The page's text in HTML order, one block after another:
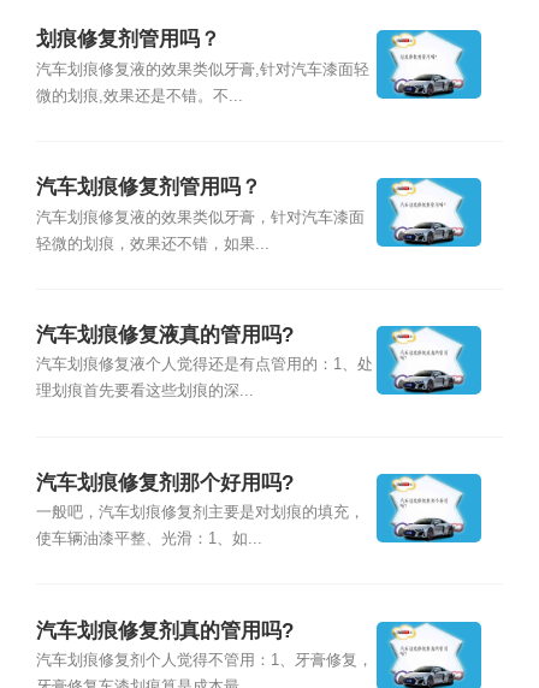
划痕修复剂管用吗？
汽车划痕修复液的效果类似牙膏,针对汽车漆面轻
微的划痕,效果还是不错。不...
汽车划痕修复剂管用吗？
汽车划痕修复液的效果类似牙膏，针对汽车漆面
轻微的划痕，效果还不错，如果...
汽车划痕修复液真的管用吗?
汽车划痕修复液个人觉得还是有点管用的：1、处
理划痕首先要看这些划痕的深...
汽车划痕修复剂那个好用吗?
一般吧，汽车划痕修复剂主要是对划痕的填充，
使车辆油漆平整、光滑：1、如...
汽车划痕修复剂真的管用吗?
汽车划痕修复剂个人觉得不管用：1、牙膏修复，